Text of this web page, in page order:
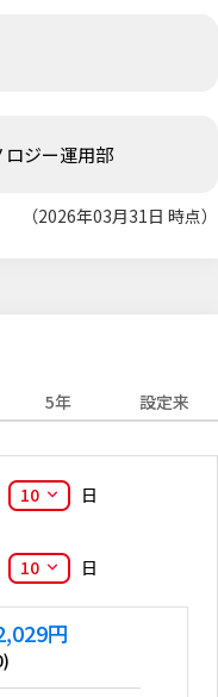
ロジー運用部
（2026年03月31日 時点）
5年 設定来
10 日
10 日
円
)